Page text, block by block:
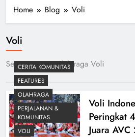
Home Blog Voli
Voli
Semua tentang olah raga Voli
CERITA KOMUNITAS
FEATURES
OLAHRAGA
PERJALANAN &
KOMUNITAS
VOLI
Voli
Peringkat
Juara